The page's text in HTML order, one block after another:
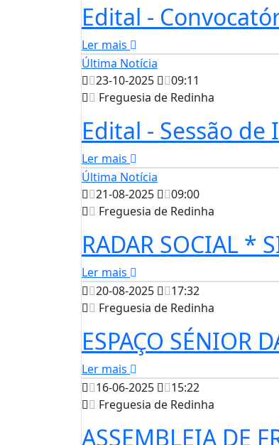
Edital -
Ler mais
Última Notícia
23-10-2025
09:11
Freguesia de Redinha
Edital - Sessão
Ler mais
Última Notícia
21-08-2025
09:00
Freguesia de Redinha
RADAR SOCIAL *
Ler mais
20-08-2025
17:32
Freguesia de Redinha
ESPAÇO SÉNIOR
Ler mais
16-06-2025
15:22
Freguesia de Redinha
ASSEMBLEIA DE